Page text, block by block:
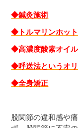
◆鍼灸施術
◆トルマリンホッ
◆高濃度酸素オイル
◆呼送法というオ
◆全身矯正
股関節の違和感や